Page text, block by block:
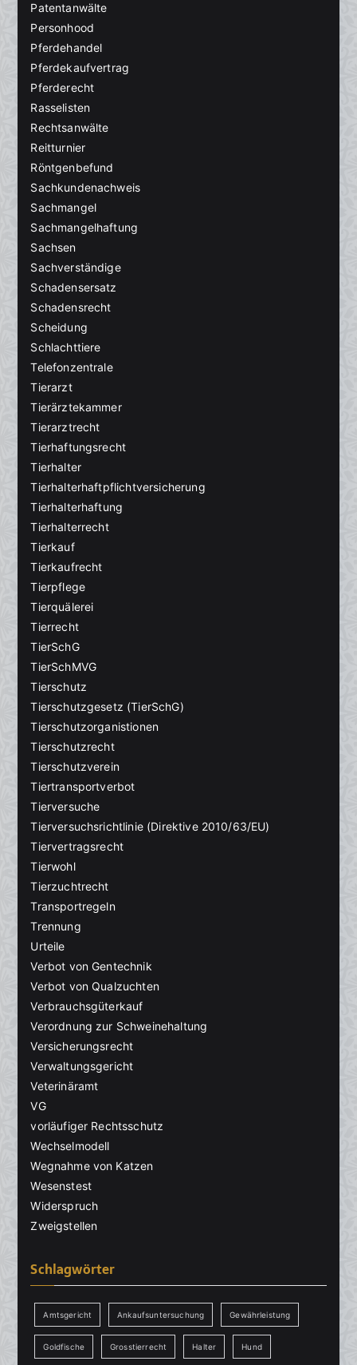
Patentanwälte
Personhood
Pferdehandel
Pferdekaufvertrag
Pferderecht
Rasselisten
Rechtsanwälte
Reitturnier
Röntgenbefund
Sachkundenachweis
Sachmangel
Sachmangelhaftung
Sachsen
Sachverständige
Schadensersatz
Schadensrecht
Scheidung
Schlachttiere
Telefonzentrale
Tierarzt
Tierärztekammer
Tierarztrecht
Tierhaftungsrecht
Tierhalter
Tierhalterhaftpflichtversicherung
Tierhalterhaftung
Tierhalterrecht
Tierkauf
Tierkaufrecht
Tierpflege
Tierquälerei
Tierrecht
TierSchG
TierSchMVG
Tierschutz
Tierschutzgesetz (TierSchG)
Tierschutzorganistionen
Tierschutzrecht
Tierschutzverein
Tiertransportverbot
Tierversuche
Tierversuchsrichtlinie (Direktive 2010/63/EU)
Tiervertragsrecht
Tierwohl
Tierzuchtrecht
Transportregeln
Trennung
Urteile
Verbot von Gentechnik
Verbot von Qualzuchten
Verbrauchsgüterkauf
Verordnung zur Schweinehaltung
Versicherungsrecht
Verwaltungsgericht
Veterinäramt
VG
vorläufiger Rechtsschutz
Wechselmodell
Wegnahme von Katzen
Wesenstest
Widerspruch
Zweigstellen
Schlagwörter
Amtsgericht Ankaufsuntersuchung Gewährleistung
Goldfische Grosstierrecht Halter Hund